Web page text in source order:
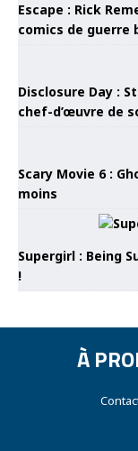
Escape : Rick
comics de
Disclosure Day :
chef-d’œuvre de
Scary Movie 6 :
moins
Supergirl : Being
!
À